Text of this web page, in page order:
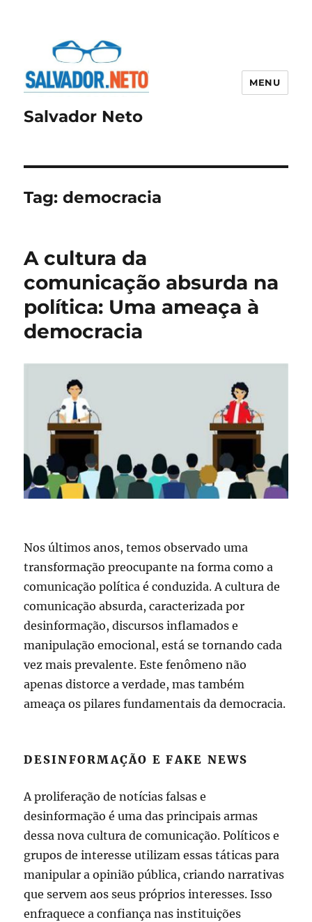
Salvador Neto
MENU
Tag:democracia
A cultura da
comunicação absurda na
política: Uma ameaça à
democracia
Nos últimos anos, temos observado uma
transformação preocupante na forma como a
comunicação política é conduzida. A cultura de
comunicação absurda, caracterizada por
desinformação, discursos inflamados e
manipulação emocional, está se tornando cada
vez mais prevalente. Este fenômeno não
apenas distorce a verdade, mas também
ameaça os pilares fundamentais da democracia.
DESINFORMAÇÃO E FAKE NEWS
A proliferação de notícias falsas e
desinformação é uma das principais armas
dessa nova cultura de comunicação. Políticos e
grupos de interesse utilizam essas táticas para
manipular a opinião pública, criando narrativas
que servem aos seus próprios interesses. Isso
enfraquece a confiança nas instituições